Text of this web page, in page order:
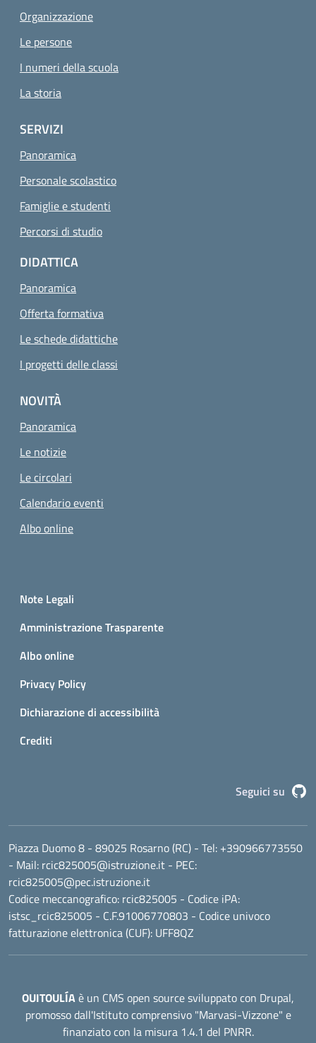
Organizzazione
Le persone
I numeri della scuola
La storia
SERVIZI
Panoramica
Personale scolastico
Famiglie e studenti
Percorsi di studio
DIDATTICA
Panoramica
Offerta formativa
Le schede didattiche
I progetti delle classi
NOVITÀ
Panoramica
Le notizie
Le circolari
Calendario eventi
Albo online
Small prints
Note Legali
Amministrazione Trasparente
Albo online
Privacy Policy
Dichiarazione di accessibilità
Crediti
Seguici su
Piazza Duomo 8 - 89025 Rosarno (RC) - Tel: +390966773550
- Mail: rcic825005@istruzione.it - PEC:
rcic825005@pec.istruzione.it
Codice meccanografico: rcic825005 - Codice iPA:
istsc_rcic825005 - C.F.91006770803 - Codice univoco
fatturazione elettronica (CUF): UFF8QZ
OUITOULÍAè un CMS open source sviluppato con Drupal,
promosso dall'Istituto comprensivo "Marvasi-Vizzone" e
finanziato con la misura 1.4.1 del PNRR.